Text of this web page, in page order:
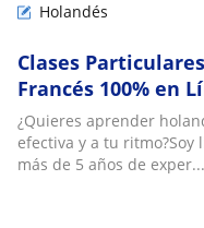
Holandés
Clases
Francés 100% en
¿Quieres aprender
efectiva y a tu ritmo?Soy
más de 5 años de exper...